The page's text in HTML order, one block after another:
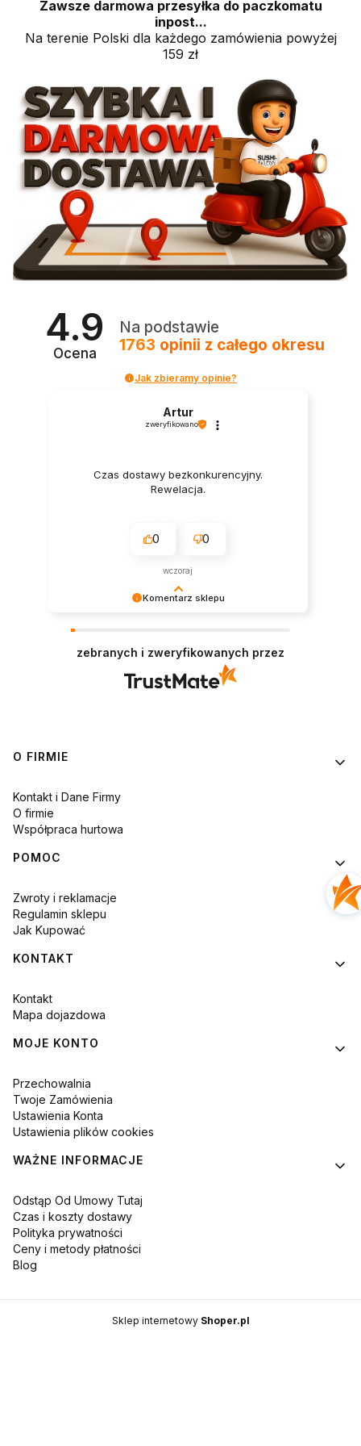
Zawsze darmowa przesyłka do paczkomatu
inpost...
Na terenie Polski dla każdego zamówienia powyżej
159 zł
4.9
Ocena
Na podstawie
1763 opinii z całego okresu
Jak zbieramy opinie?
Komentarz sklepu
Artur
zweryfikowano
Czas dostawy bezkonkurencyjny.
Rewelacja.
0 0
wczoraj
zebranych i zweryfikowanych przez
Linki w stopce
O FIRMIE
Kontakt i Dane Firmy
O firmie
Współpraca hurtowa
POMOC
Zwroty i reklamacje
Regulamin sklepu
Jak Kupować
KONTAKT
Kontakt
Mapa dojazdowa
MOJE KONTO
Przechowalnia
Twoje Zamówienia
Ustawienia Konta
Ustawienia plików cookies
WAŻNE INFORMACJE
Odstąp Od Umowy Tutaj
Czas i koszty dostawy
Polityka prywatności
Ceny i metody płatności
Blog
Sklep internetowy Shoper.pl